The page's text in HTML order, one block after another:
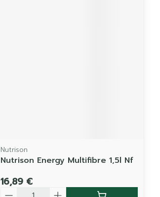
Nutrison
Nutrison Energy Multifibre 1,5l Nf
16,89 €
Quantité